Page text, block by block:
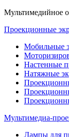
Мультимедийное
Проекционные
Мобильные
Настенные
Натяжные
Мультимедиa-
Лампы для